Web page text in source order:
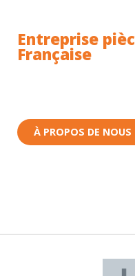
Entreprise
Française
À PROPOS DE NOUS